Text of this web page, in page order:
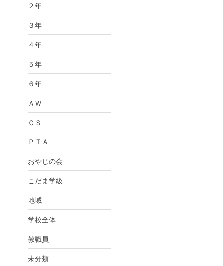
２年
３年
４年
５年
６年
ＡＷ
ＣＳ
ＰＴＡ
おやじの会
こだま学級
地域
学校全体
教職員
未分類